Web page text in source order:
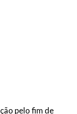
pelo fim de